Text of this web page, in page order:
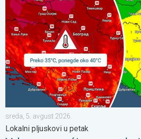
sreda, 5. avgust 2026.
Lokalni pljuskovi u petak